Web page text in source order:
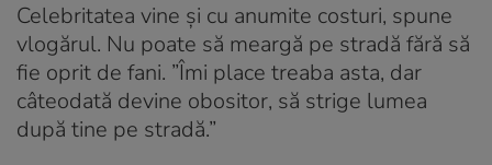
Celebritatea vine și cu anumite costuri, spune
vlogărul. Nu poate să meargă pe stradă fără să
fie oprit de fani. ”Îmi place treaba asta, dar
câteodată devine obositor, să strige lumea
după tine pe stradă.”